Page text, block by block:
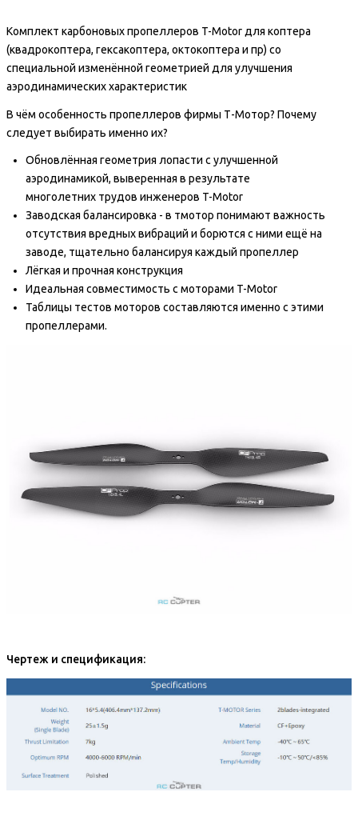
Комплект карбоновых пропеллеров T-Motor для коптера
(квадрокоптера, гексакоптера, октокоптера и пр) со
специальной изменённой геометрией для улучшения
аэродинамических характеристик
В чём особенность пропеллеров фирмы Т-Мотор? Почему
следует выбирать именно их?
Обновлённая геометрия лопасти с улучшенной
аэродинамикой, выверенная в результате
многолетних трудов инженеров T-Motor
Заводская балансировка - в тмотор понимают важность
отсутствия вредных вибраций и борются с ними ещё на
заводе, тщательно балансируя каждый пропеллер
Лёгкая и прочная конструкция
Идеальная совместимость с моторами T-Motor
Таблицы тестов моторов составляются именно с этими
пропеллерами.
Чертеж и спецификация: